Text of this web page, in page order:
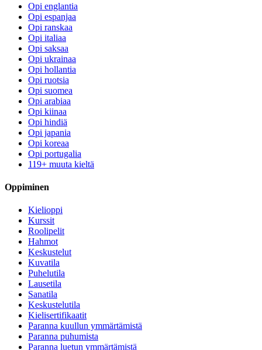
Opi englantia
Opi espanjaa
Opi ranskaa
Opi italiaa
Opi saksaa
Opi ukrainaa
Opi hollantia
Opi ruotsia
Opi suomea
Opi arabiaa
Opi kiinaa
Opi hindiä
Opi japania
Opi koreaa
Opi portugalia
119+ muuta kieltä
Oppiminen
Kielioppi
Kurssit
Roolipelit
Hahmot
Keskustelut
Kuvatila
Puhelutila
Lausetila
Sanatila
Keskustelutila
Kielisertifikaatit
Paranna kuullun ymmärtämistä
Paranna puhumista
Paranna luetun ymmärtämistä